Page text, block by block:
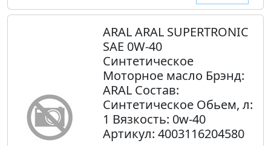
ARAL ARAL SUPERTRONIC
SAE 0W-40
Синтетическое
Моторное масло Брэнд:
ARAL Состав:
Синтетическое Обьем, л:
1 Вязкость: 0w-40
Артикул: 4003116204580